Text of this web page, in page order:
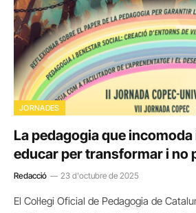
JORNADES
La pedagogia que
educar per transformar i no
Redacció 23 d'octubre de 2025
El Col·legi Oficial de Pedagogia de